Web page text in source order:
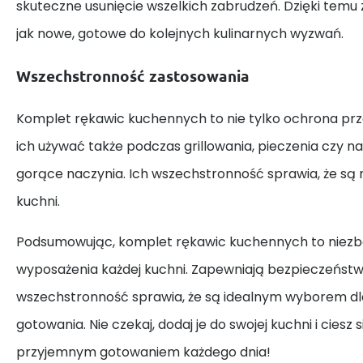
skuteczne usunięcie wszelkich zabrudzeń. Dzięki
jak nowe, gotowe do kolejnych kulinarnych wyzwań.
Wszechstronność zastosowania
Komplet rękawic kuchennych to nie tylko ochrona
ich używać także podczas grillowania, pieczenia czy
gorące naczynia. Ich wszechstronność sprawia, że są
kuchni.
Podsumowując, komplet rękawic kuchennych to
wyposażenia każdej kuchni. Zapewniają
wszechstronność sprawia, że są idealnym wyborem
gotowania. Nie czekaj, dodaj je do swojej kuchni i ciesz
przyjemnym gotowaniem każdego dnia!